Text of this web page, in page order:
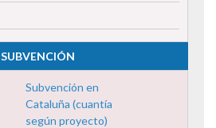
SUBVENCIÓN
Subvención en
Cataluña (cuantía
según proyecto)